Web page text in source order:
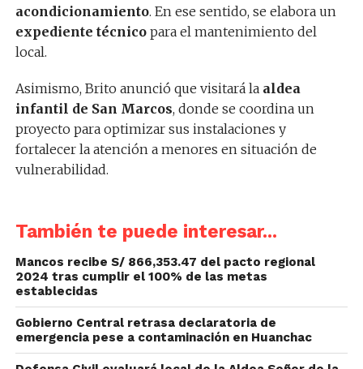
acondicionamiento. En ese sentido, se elabora un
expediente técnicopara el mantenimiento del
local.
Asimismo, Brito anunció que visitará la aldea
infantil de San Marcos, donde se coordina un
proyecto para optimizar sus instalaciones y
fortalecer la atención a menores en situación de
vulnerabilidad.
También te puede interesar...
Mancos recibe S/ 866,353.47 del pacto regional
2024 tras cumplir el 100% de las metas
establecidas
Gobierno Central retrasa declaratoria de
emergencia pese a contaminación en Huanchac